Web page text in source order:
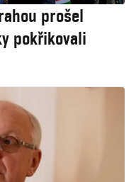
prošel
pokřikovali